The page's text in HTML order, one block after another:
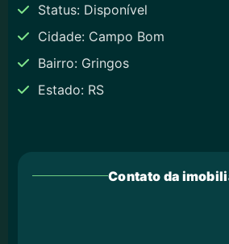
Status: Disponível
Cidade: Campo Bom
Bairro: Gringos
Estado: RS
Contato da